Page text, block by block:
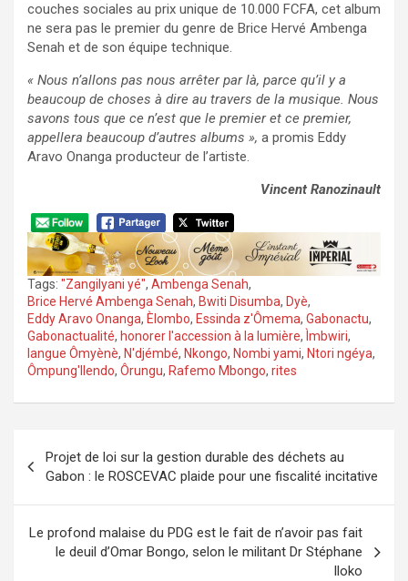
couches sociales au prix unique de 10.000 FCFA, cet album
ne sera pas le premier du genre de Brice Hervé Ambenga
Senah et de son équipe technique.
« Nous n’allons pas nous arrêter par là, parce qu’il y a
beaucoup de choses à dire au travers de la musique. Nous
savons tous que ce n’est que le premier et ce premier,
appellera beaucoup d’autres albums », a promis Eddy
Aravo Onanga producteur de l’artiste.
Vincent Ranozinault
Tags: "Zangilyani yé", Ambenga Senah,
Brice Hervé Ambenga Senah, Bwiti Disumba, Dyè,
Eddy Aravo Onanga, Èlombo, Essinda z'Ômema, Gabonactu,
Gabonactualité, honorer l'accession à la lumière, Ìmbwiri,
langue Ômyènè, N'djémbé, Nkongo, Nombi yami, Ntori ngéya,
Ômpung'Ilendo, Ôrungu, Rafemo Mbongo, rites
de
l’article
Projet de loi sur la gestion durable des déchets au
Gabon : le ROSCEVAC plaide pour une fiscalité incitative
Le profond malaise du PDG est le fait de n’avoir pas fait
le deuil d’Omar Bongo, selon le militant Dr Stéphane
Iloko